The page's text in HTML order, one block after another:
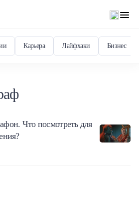
Карьера Лайфхаки Бизнес
Что посмотреть для